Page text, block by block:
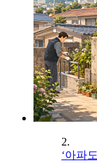
2.
‘아파